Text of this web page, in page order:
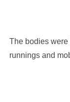
The bodies were
runnings and